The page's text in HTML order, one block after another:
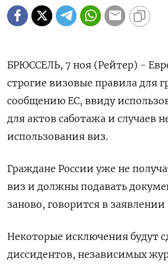
БРЮССЕЛЬ, 7 ноя (Рейтер) -
строгие визовые правила для
сообщению ЕС, ввиду
для актов саботажа и случаев
использования виз.
Граждане России уже не
виз и должны подавать
заново, говорится в
Некоторые исключения будут
диссидентов, независимых